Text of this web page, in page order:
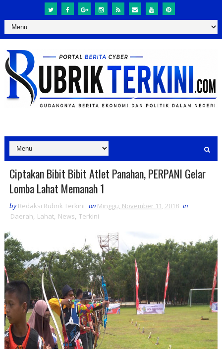
Ciptakan Bibit Bibit Atlet Panahan, PERPANI Gelar
Lomba Lahat Memanah 1
by Redaksi Rubrik Terkini on Minggu, November 11, 2018 in
Daerah, Lahat, News, Terkini